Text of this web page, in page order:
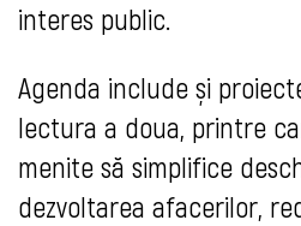
interes public.
Agenda include și
lectura a doua, printre
menite să simplifice
dezvoltarea afacerilor,